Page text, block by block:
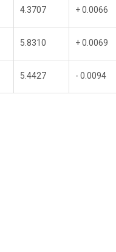
4.3707 + 0.0066
5.8310 + 0.0069
5.4427 - 0.0094